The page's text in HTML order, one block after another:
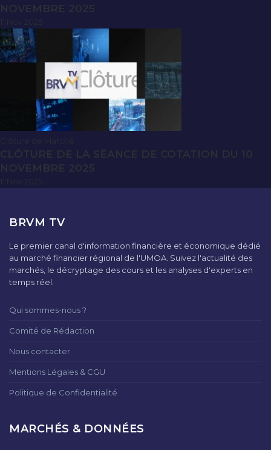
NOVEMBRE 2025
CLÔTURE DE LA SÉANCE DE COTATION DU 10
NOVEMBRE 2025
BRVM TV
Le premier canal d'information financière et économique dédié
au marché financier régional de l'UMOA. Suivez l'actualité des
marchés, le décryptage des cours et les analyses d'experts en
temps réel.
Qui sommes-nous ?
Comité de Rédaction
Nous contacter
Mentions Légales & CGU
Politique de Confidentialité
MARCHÉS & DONNÉES